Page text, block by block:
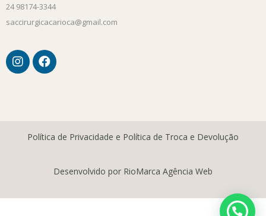
24 98174-3344
saccirurgicacarioca@gmail.com
Política de Privacidade e Política de Troca e Devolução
Desenvolvido por RioMarca Agência Web